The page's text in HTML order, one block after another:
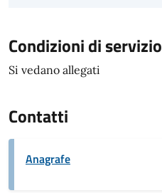
Condizioni di servizio
Si vedano allegati
Contatti
Anagrafe